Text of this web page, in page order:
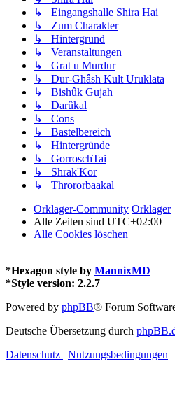
↳ Eingangshalle Shira Hai
↳ Zum Charakter
↳ Hintergrund
↳ Veranstaltungen
↳ Grat u Murdur
↳ Dur-Ghâsh Kult Uruklata
↳ Bishûk Gujah
↳ Darûkal
↳ Cons
↳ Bastelbereich
↳ Hintergründe
↳ GorroschTai
↳ Shrak'Kor
↳ Thrororbaakal
Orklager-Community Orklager
Alle Zeiten sind UTC+02:00
Alle Cookies löschen
*Hexagon style by MannixMD
*Style version: 2.2.7
Powered by phpBB® Forum
Deutsche Übersetzung durch
Datenschutz | Nutzungsbedingungen